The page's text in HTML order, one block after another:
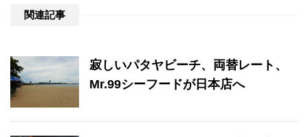
関連記事
寂しいパタヤビーチ、両替レート、
Mr.99シーフードが日本店へ